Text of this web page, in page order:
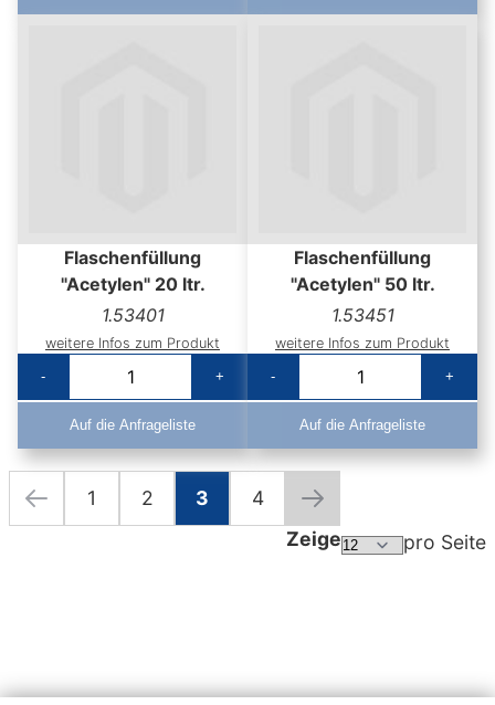
Flaschenfüllung
"Acetylen" 20 ltr.
1.53401
weitere Infos zum Produkt
-
+
Auf die Anfrageliste
Flaschenfüllung
"Acetylen" 50 ltr.
1.53451
weitere Infos zum Produkt
-
+
Auf die Anfrageliste
SeiteSeite
ZurückSeite
1 Seite
2 Sie lesen gerade die Seite
3 Seite
4 Seite
Weiter
Zeige
pro Seite